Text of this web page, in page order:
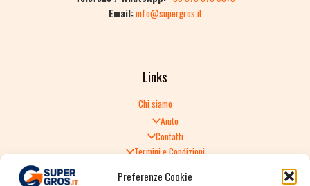
Preferenze Cookie
Email:info@supergros.it
Links
Chi siamo
Aiuto
Contatti
Termini e Condizioni